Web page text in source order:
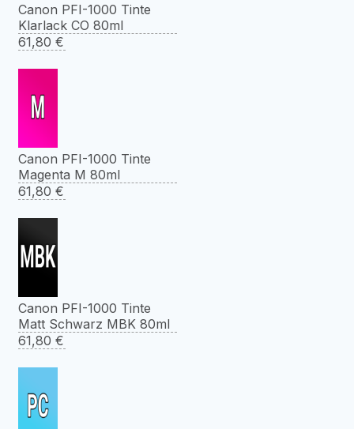
Canon PFI-1000 Tinte
Klarlack CO 80ml
61,80 €
Canon PFI-1000 Tinte
Magenta M 80ml
61,80 €
Canon PFI-1000 Tinte
Matt Schwarz MBK 80ml
61,80 €